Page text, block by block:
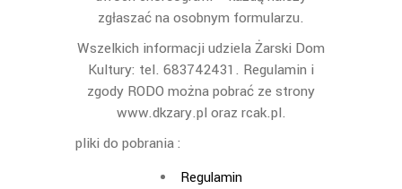
zgłaszać na osobnym formularzu.
Wszelkich informacji udziela Żarski Dom
Kultury: tel. 683742431. Regulamin i
zgody RODO można pobrać ze strony
www.dkzary.pl oraz rcak.pl.
pliki do pobrania :
Regulamin